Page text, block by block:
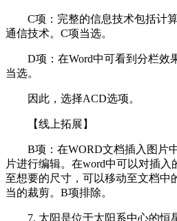
C项：完整的信息技术包括计算
通信技术。C项当选。
D项：在Word中可看到分栏效
当选。
因此，选择ACD选项。
【线上拓展】
B项：在WORD文档插入图片中
片进行编辑。在word中可以对插
至想要的尺寸，可以移动至文档中
当的裁剪。B项排除。
7. 太阳是位于太阳系中心的恒